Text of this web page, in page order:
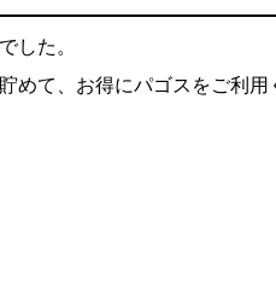
した。
めて、お得にパゴスをご利